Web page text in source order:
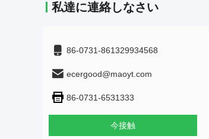
私達に連絡しなさい
86-0731-861329934568
ecergood@maoyt.com
86-0731-6531333
今接触